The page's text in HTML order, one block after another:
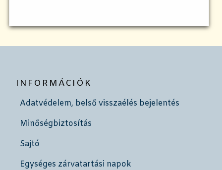
INFORMÁCIÓK
Adatvédelem, belső visszaélés bejelentés
Minőségbiztosítás
Sajtó
Egységes zárvatartási napok